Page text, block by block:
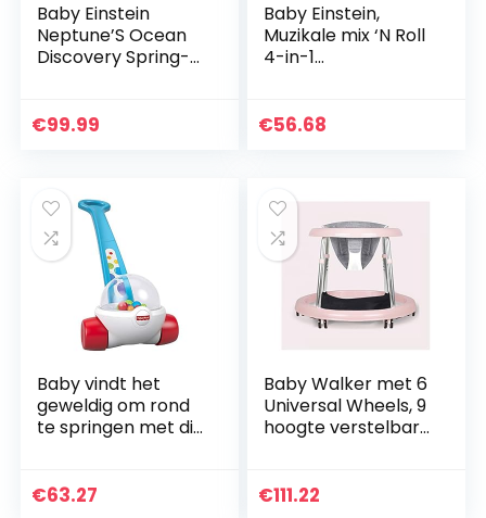
Baby Einstein
Neptune’S Ocean
Discovery Spring-
Draaibaar, In
€99.99
Baby Einstein,
Muzikale mix ‘N Roll
4-in-1
educatieve push
€56.68
​Baby vindt het
geweldig om rond
te springen met dit
Fisher-Price
€63.27
Baby Walker met 6
Universal Wheels, 9
hoogte verstelbare
Walker for Girls
€111.22